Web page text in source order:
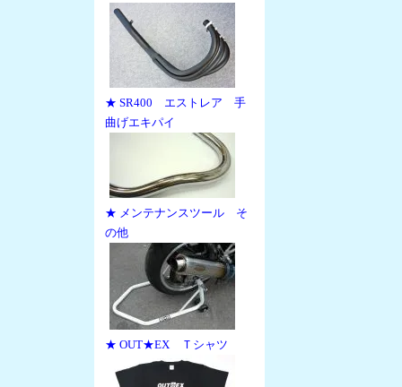
★ SR400 エストレア 手
曲げエキパイ
★ メンテナンスツール そ
の他
★ OUT★EX Ｔシャツ